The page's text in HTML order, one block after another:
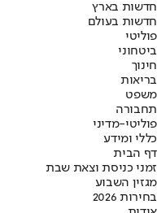
חדשות בארץ
חדשות בעולם
פוליטי
ביטחוני
חינוך
בריאות
משפט
תחבורה
פוליטי-מדיני
כללי ומידע
דף הבית
זמני כניסת וצאת שבת
מגזין השבוע
בחירות 2026